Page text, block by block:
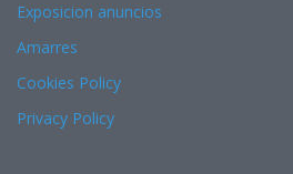
Exposicion anuncios
Amarres
Cookies Policy
Privacy Policy